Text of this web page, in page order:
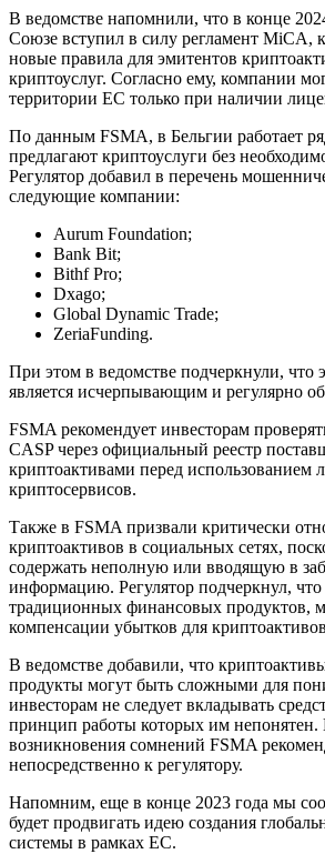
В ведомстве напомнили, что в конце
Союзе вступил в силу регламент MiCA,
новые правила для эмитентов
криптоуслуг. Согласно ему, компании
территории ЕС только при наличии
По данным FSMA, в Бельгии работает
предлагают криптоуслуги без
Регулятор добавил в перечень
следующие компании:
Aurum Foundation;
Bank Bit;
Bithf Pro;
Dxago;
Global Dynamic Trade;
ZeriaFunding.
При этом в ведомстве подчеркнули, что
является исчерпывающим и регулярно
FSMA рекомендует инвесторам
CASP через официальный реестр
криптоактивами перед использованием
криптосервисов.
Также в FSMA призвали критически
криптоактивов в социальных сетях,
содержать неполную или вводящую в
информацию. Регулятор подчеркнул,
традиционных финансовых продуктов,
компенсации убытков для
В ведомстве добавили, что
продукты могут быть сложными для
инвесторам не следует вкладывать
принцип работы которых им непонятен.
возникновения сомнений FSMA
непосредственно к регулятору.
Напомним, еще в конце 2023 года мы
будет продвигать идею создания
системы в рамках ЕС.